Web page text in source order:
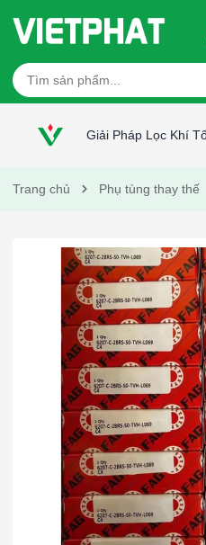
Giải Pháp Lọc Khí
Trang chủ Phụ tùng thay thế